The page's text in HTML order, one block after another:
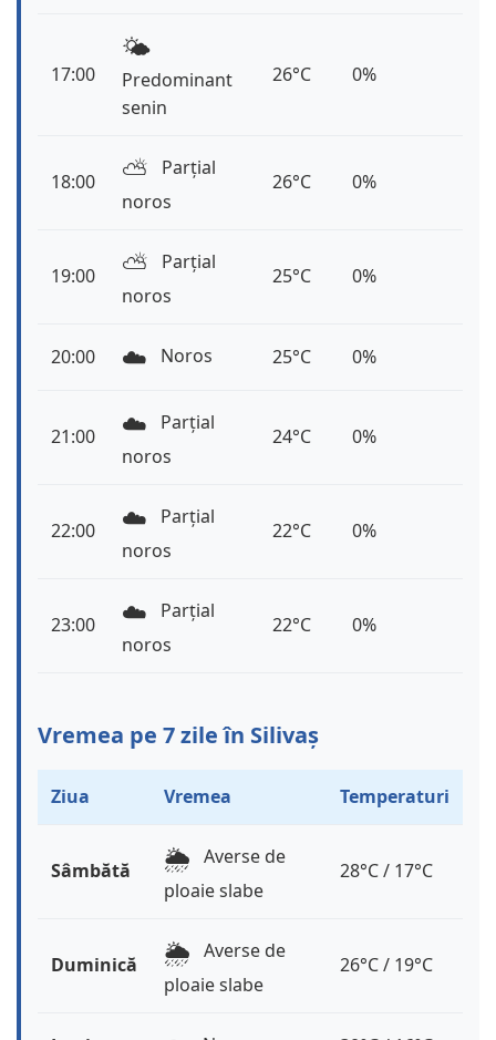
17:00
🌤️
Predominant
senin
26°C 0%
18:00 ⛅️
Parțial
noros
26°C 0%
19:00 ⛅️
Parțial
noros
25°C 0%
20:00 ☁️ Noros 25°C 0%
21:00 ☁️
Parțial
noros
24°C 0%
22:00 ☁️
Parțial
noros
22°C 0%
23:00 ☁️
Parțial
noros
22°C 0%
Vremea pe 7 zile în Silivaș
Ziua Vremea Temperaturi
Sâmbătă 🌦️ Averse de
ploaie slabe
28°C / 17°C
Duminică 🌦️ Averse de
ploaie slabe
26°C / 19°C